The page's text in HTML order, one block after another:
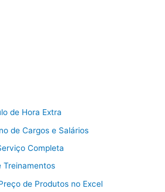
de Hora Extra
de Cargos e Salários
Completa
Treinamentos
de Produtos no Excel